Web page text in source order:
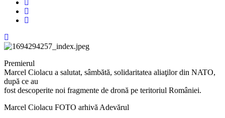
Premierul
Marcel Ciolacu a salutat, sâmbătă, solidaritatea aliaţilor din NATO,
după ce au
fost descoperite noi fragmente de dronă pe teritoriul României.
Marcel Ciolacu FOTO arhivă Adevărul